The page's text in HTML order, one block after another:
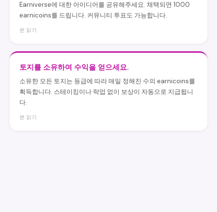
Earniverse에 대한 아이디어를 공유해주세요. 채택되면 1000
earnicoins를 드립니다. 커뮤니티 투표도 가능합니다.
분 읽기
토지를 소유하여 수익을 얻으세요.
소유한 모든 토지는 등급에 따라 매일 정해진 수의 earnicoins를
획득합니다. 스테이킹이나 락업 없이 보상이 자동으로 지급됩니
다.
분 읽기